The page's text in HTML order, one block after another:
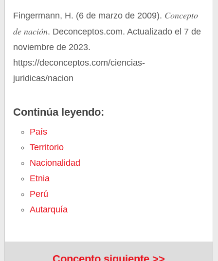
Fingermann, H. (6 de marzo de 2009). Concepto
de nación. Deconceptos.com. Actualizado el 7 de
noviembre de 2023.
https://deconceptos.com/ciencias-
juridicas/nacion
Continúa leyendo:
País
Territorio
Nacionalidad
Etnia
Perú
Autarquía